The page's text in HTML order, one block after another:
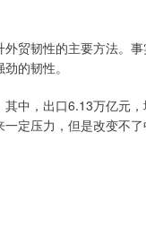
贸韧性的主要方法。
的韧性。
中，出口6.13万亿元，
定压力，但是改变不